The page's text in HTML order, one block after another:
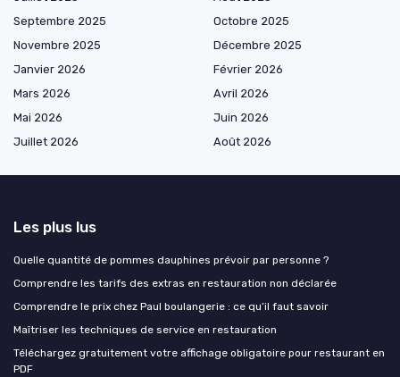
Septembre 2025
Octobre 2025
Novembre 2025
Décembre 2025
Janvier 2026
Février 2026
Mars 2026
Avril 2026
Mai 2026
Juin 2026
Juillet 2026
Août 2026
Les plus lus
Quelle quantité de pommes dauphines prévoir par personne ?
Comprendre les tarifs des extras en restauration non déclarée
Comprendre le prix chez Paul boulangerie : ce qu’il faut savoir
Maîtriser les techniques de service en restauration
Téléchargez gratuitement votre affichage obligatoire pour restaurant en
PDF